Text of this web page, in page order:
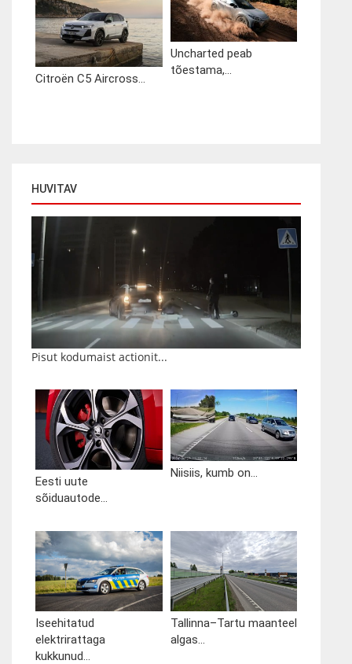
Citroën C5 Aircross...
Uncharted peab
tõestama,...
HUVITAV
Pisut kodumaist actionit...
Eesti uute
sõiduautode...
Niisiis, kumb on...
Iseehitatud
elektrirattaga
kukkunud...
Tallinna–Tartu maanteel
algas...